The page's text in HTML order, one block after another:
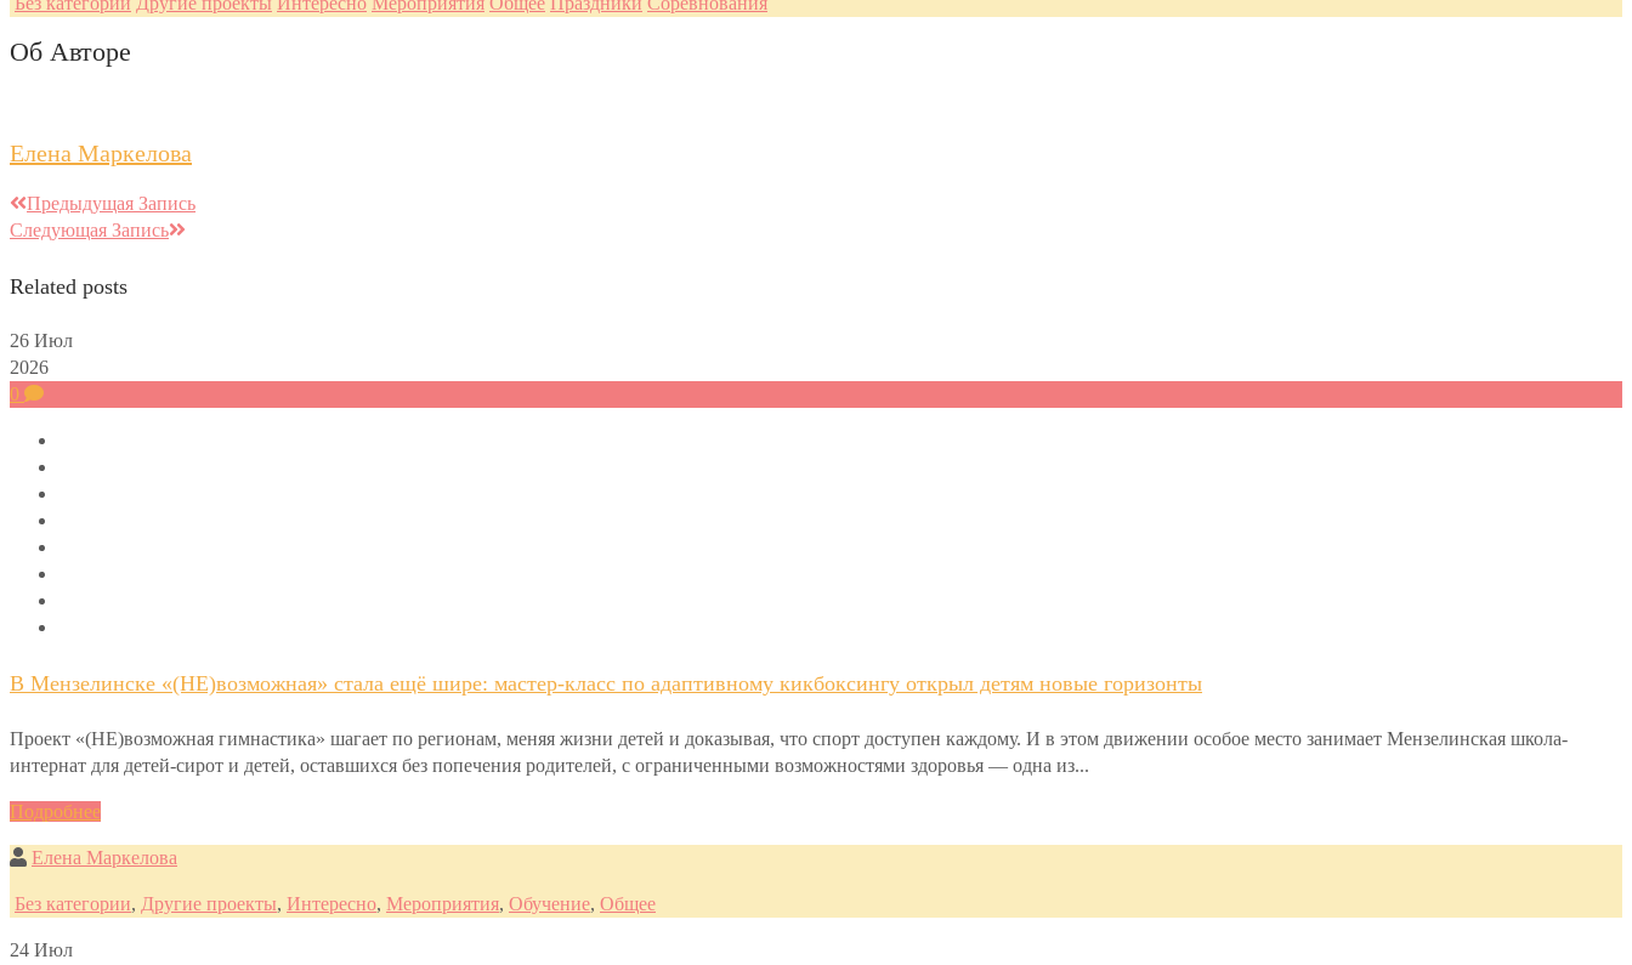
Об Авторе
Елена Маркелова
Предыдущая Запись
Следующая Запись
Related posts
26 Июл
2026
0
В Мензелинске «(НЕ)возможная» стала ещё шире: мастер-класс по адаптивному кикбоксингу открыл детям новые горизонты
Проект «(НЕ)возможная гимнастика» шагает по регионам, меняя жизни детей и доказывая, что спорт доступен каждому. И в этом движении особое место занимает Мензелинская школа-
интернат для детей-сирот и детей, оставшихся без попечения родителей, с ограниченными возможностями здоровья — одна из...
Подробнее
Елена Маркелова
Без категории, Другие проекты, Интересно, Мероприятия, Обучение, Общее
24 Июл